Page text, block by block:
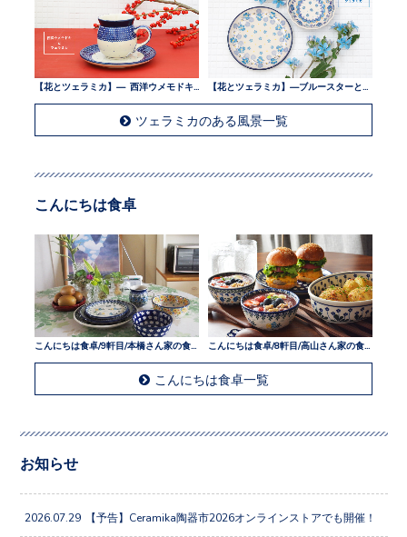
ツェラミカのある風景一覧
こんにちは食卓
こんにちは食卓/9軒目/本橋さん家の食卓
こんにちは食卓一覧
お知らせ
2026.07.29 【予告】Ceramika陶器市2026オンラインストアでも開催！